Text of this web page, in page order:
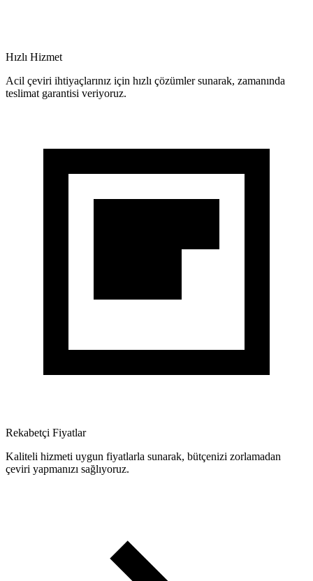
Hızlı Hizmet
Acil çeviri ihtiyaçlarınız için hızlı çözümler sunarak, zamanında
teslimat garantisi veriyoruz.
Rekabetçi Fiyatlar
Kaliteli hizmeti uygun fiyatlarla sunarak, bütçenizi zorlamadan
çeviri yapmanızı sağlıyoruz.